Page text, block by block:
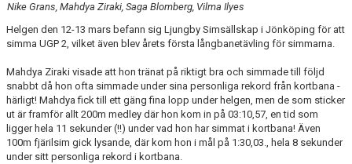
Nike Grans, Mahdya Ziraki, Saga Blomberg, Vilma Ilyes
Helgen den 12-13 mars befann sig Ljungby Simsällskap i Jönköping för att
simma UGP 2, vilket även blev årets första långbanetävling för simmarna.
Mahdya Ziraki visade att hon tränat på riktigt bra och simmade till följd
snabbt då hon ofta simmade under sina personliga rekord från kortbana -
härligt! Mahdya fick till ett gäng fina lopp under helgen, men de som sticker
ut är framför allt 200m medley där hon kom in på 03:10,57, en tid som
ligger hela 11 sekunder (!!) under vad hon har simmat i kortbana! Även
100m fjärilsim gick lysande, där kom hon i mål på 1:30,03., hela 8 sekunder
under sitt personliga rekord i kortbana.